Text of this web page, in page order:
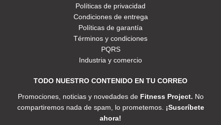
Políticas de privacidad
Condiciones de entrega
Políticas de garantía
Términos y condiciones
PQRS
Industria y comercio
TODO NUESTRO CONTENIDO EN TU CORREO
Promociones, noticias y novedades de Fitness Project. No
compartiremos nada de spam, lo prometemos. ¡Suscríbete
ahora!